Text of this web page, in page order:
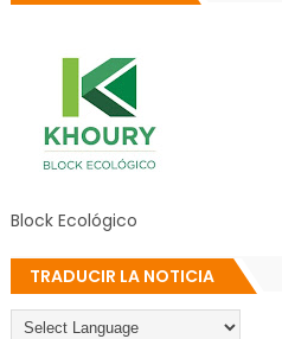
Block Ecológico
TRADUCIR LA NOTICIA